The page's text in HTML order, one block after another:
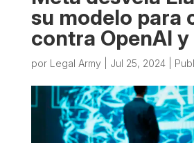
su modelo para
contra OpenAI
por Legal Army Jul 25, 2024|